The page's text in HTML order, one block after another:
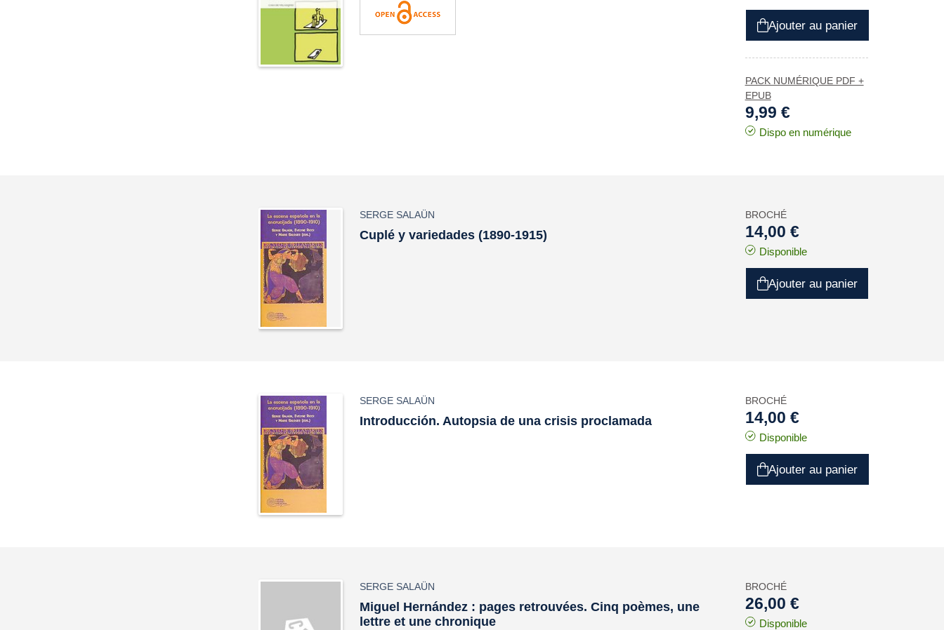
Ajouter au panier
PACK NUMÉRIQUE PDF +
EPUB
9,99 €
Dispo en numérique
SERGE SALAÜN
Cuplé y variedades (1890-1915)
BROCHÉ
14,00 €
Disponible
Ajouter au panier
SERGE SALAÜN
Introducción. Autopsia de una crisis proclamada
BROCHÉ
14,00 €
Disponible
Ajouter au panier
SERGE SALAÜN
Miguel Hernández : pages retrouvées. Cinq poèmes, une
lettre et une chronique
BROCHÉ
26,00 €
Disponible